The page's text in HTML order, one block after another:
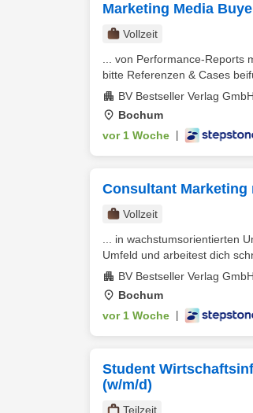
Marketing Media
Vollzeit
... von Performance-
bitte Referenzen & Cases
BV Bestseller Verlag GmbH
Bochum
vor 1 Woche
Consultant Marketing
Vollzeit
... in wachstumsorientierten
Umfeld und arbeitest dich
BV Bestseller Verlag GmbH
Bochum
vor 1 Woche
Student
(w/m/d)
Teilzeit